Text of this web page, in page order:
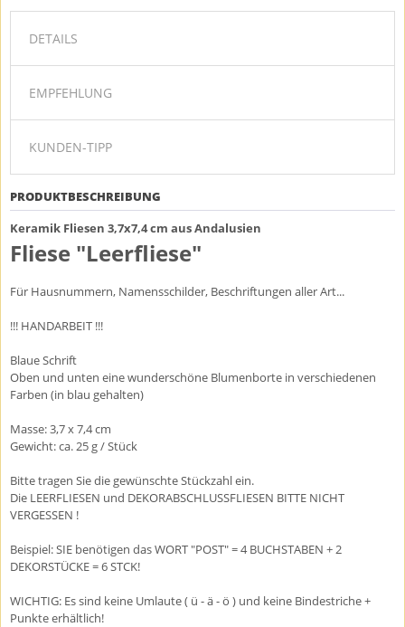
DETAILS
EMPFEHLUNG
KUNDEN-TIPP
PRODUKTBESCHREIBUNG
Keramik Fliesen 3,7x7,4 cm aus Andalusien
Fliese "Leerfliese"
Für Hausnummern, Namensschilder, Beschriftungen aller Art...
!!! HANDARBEIT !!!
Blaue Schrift
Oben und unten eine wunderschöne Blumenborte in verschiedenen
Farben (in blau gehalten)
Masse: 3,7 x 7,4 cm
Gewicht: ca. 25 g / Stück
Bitte tragen Sie die gewünschte Stückzahl ein.
Die LEERFLIESEN und DEKORABSCHLUSSFLIESEN BITTE NICHT
VERGESSEN !
Beispiel: SIE benötigen das WORT "POST" = 4 BUCHSTABEN + 2
DEKORSTÜCKE = 6 STCK!
WICHTIG: Es sind keine Umlaute ( ü - ä - ö ) und keine Bindestriche +
Punkte erhältlich!